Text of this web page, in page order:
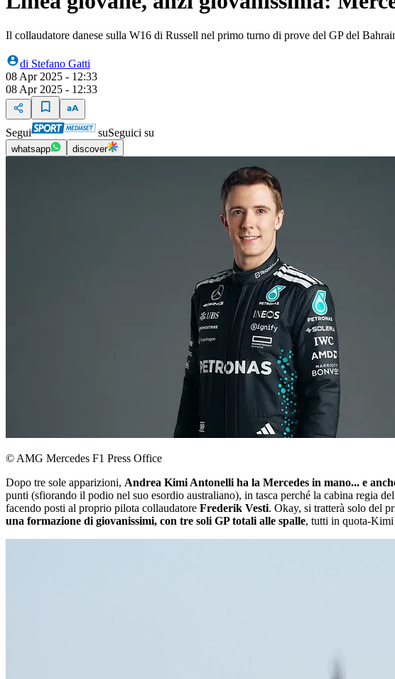
Il collaudatore danese sulla W16 di Russell nel primo turno di prove del GP del
di Stefano Gatti
08 Apr 2025 - 12:33
08 Apr 2025 - 12:33
Segui suSeguici su
whatsapp discover
© AMG Mercedes F1 Press Office
Dopo tre sole apparizioni, Andrea Kimi Antonelli ha la Mercedes in mano... e
punti (sfiorando il podio nel suo esordio australiano), in tasca perché la cabina regia
facendo posti al proprio pilota collaudatore Frederik Vesti. Okay, si tratterà solo del
una formazione di giovanissimi, con tre soli GP totali alle spalle, tutti in quota-Kimi